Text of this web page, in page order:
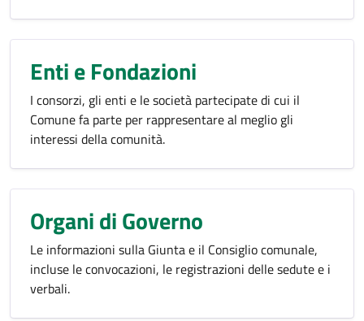
Enti e Fondazioni
I consorzi, gli enti e le società partecipate di cui il
Comune fa parte per rappresentare al meglio gli
interessi della comunità.
Organi di Governo
Le informazioni sulla Giunta e il Consiglio comunale,
incluse le convocazioni, le registrazioni delle sedute e i
verbali.